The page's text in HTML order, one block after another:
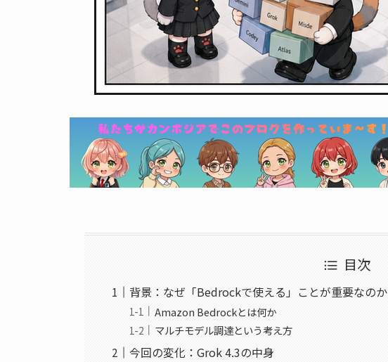
目次
背景：なぜ「Bedrockで使える」ことが重要なのか
Amazon Bedrockとは何か
マルチモデル調達という考え方
今回の変化：Grok 4.3の中身